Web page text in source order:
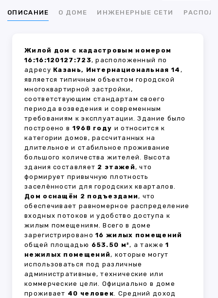
ОПИСАНИЕ О ДОМЕ ИНЖЕНЕРНЫЕ СЕТИ
Жилой дом с кадастровым номером
16:16:120127:723, расположенный по
адресу Казань, Интернациональная 14 ,
является типичным объектом городской
многоквартирной застройки,
соответствующим стандартам своего
периода возведения и современным
требованиям к эксплуатации. Здание было
построено в 1968 году и относится к
категории домов, рассчитанных на
длительное и стабильное проживание
большого количества жителей. Высота
здания составляет 2 этажей, что
формирует привычную плотность
заселённости для городских кварталов.
Дом оснащён 2 подъездами, что
обеспечивает равномерное распределение
входных потоков и удобство доступа к
жилым помещениям. Всего в доме
зарегистрировано16 жилых помещений
общей площадью 653.50 м², а также1
нежилых помещений, которые могут
использоваться под различные
административные, технические или
коммерческие цели. Официально в доме
проживает 40 человек. Средний доход